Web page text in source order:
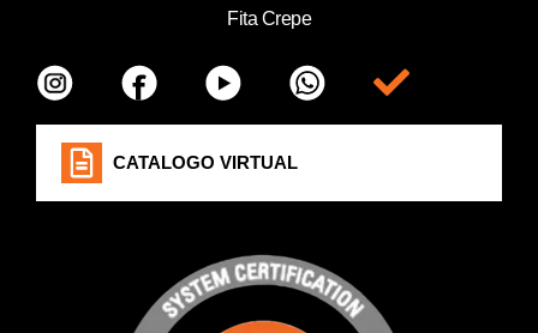
Fita Crepe
CATALOGO VIRTUAL